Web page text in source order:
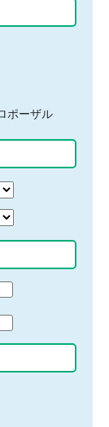
ポーザル